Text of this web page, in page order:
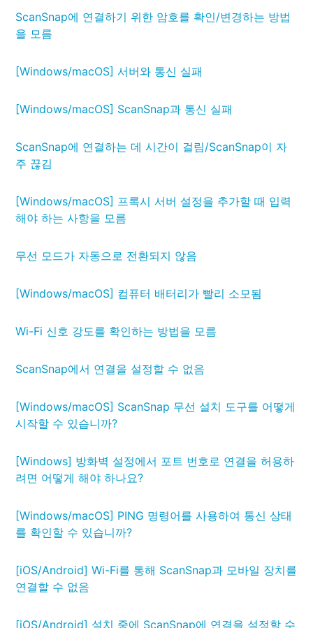
ScanSnap에 연결하기 위한 암호를 확인/변경하는 방법
을 모름
[Windows/macOS] 서버와 통신 실패
[Windows/macOS] ScanSnap과 통신 실패
ScanSnap에 연결하는 데 시간이 걸림/ScanSnap이 자
주 끊김
[Windows/macOS] 프록시 서버 설정을 추가할 때 입력
해야 하는 사항을 모름
무선 모드가 자동으로 전환되지 않음
[Windows/macOS] 컴퓨터 배터리가 빨리 소모됨
Wi-Fi 신호 강도를 확인하는 방법을 모름
ScanSnap에서 연결을 설정할 수 없음
[Windows/macOS] ScanSnap 무선 설치 도구를 어떻게
시작할 수 있습니까?
[Windows] 방화벽 설정에서 포트 번호로 연결을 허용하
려면 어떻게 해야 하나요?
[Windows/macOS] PING 명령어를 사용하여 통신 상태
를 확인할 수 있습니까?
[iOS/Android] Wi-Fi를 통해 ScanSnap과 모바일 장치를
연결할 수 없음
[iOS/Android] 설치 중에 ScanSnap에 연결을 설정할 수